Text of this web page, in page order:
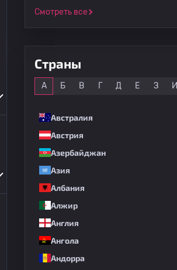
Смотреть все
Страны
А Б В Г Д Е З И
Австралия
Австрия
Азербайджан
Азия
Албания
Алжир
Англия
Ангола
Андорра